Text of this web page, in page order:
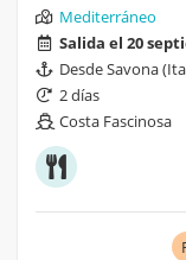
Mediterráneo
Salida el 20
Desde Savona
2 días
Costa Fascinosa